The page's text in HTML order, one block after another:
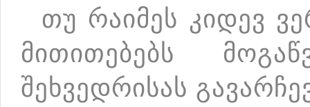
თუ რაიმეს კიდევ
მითითებებს
შეხვედრისას